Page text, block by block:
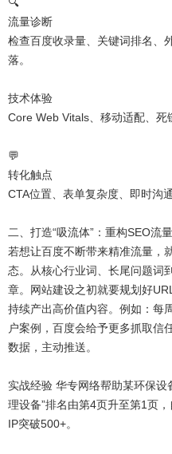
流量诊断
检查百度收录量、关键词排名、
落。
技术体验
Core Web Vitals、移动适配、死
💬
转化触点
CTA位置、表单复杂度、即时沟
二、打造“吸流体”：重构SEO流
若想让百度不断带来精准流量，
态。从核心行业词、长尾问题词
章。网站建设之初就要规划好
持续产出高价值内容。例如：每
户案例，百度会给予更多抓取信
数据，主动推送。
实战经验 华专网络帮助某环保设
理设备”排名由第4页升至第1页
IP突破500+。